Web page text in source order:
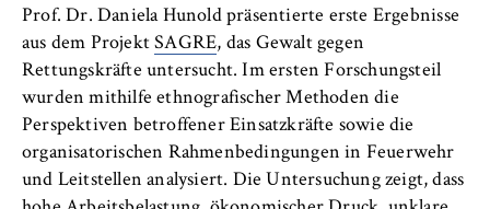
Prof. Dr. Daniela Hunold präsentierte erste Ergebnisse
aus dem ProjektSAGRE, das Gewalt gegen
Rettungskräfte untersucht. Im ersten Forschungsteil
wurden mithilfe ethnografischer Methoden die
Perspektiven betroffener Einsatzkräfte sowie die
organisatorischen Rahmenbedingungen in Feuerwehr
und Leitstellen analysiert. Die Untersuchung zeigt, dass
Ermöglicht die anonyme Analyse Ihres
Nutzerverhaltens auf unserer Website, um
unser Angebot fortlaufend zu verbessern.
Hierzu werden Cookies gesetzt, die uns
helfen zu verstehen, welche Seiten am
häufigsten besucht werden.
Cookie Laufzeit: